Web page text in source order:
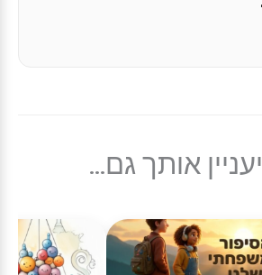
אותך גם...